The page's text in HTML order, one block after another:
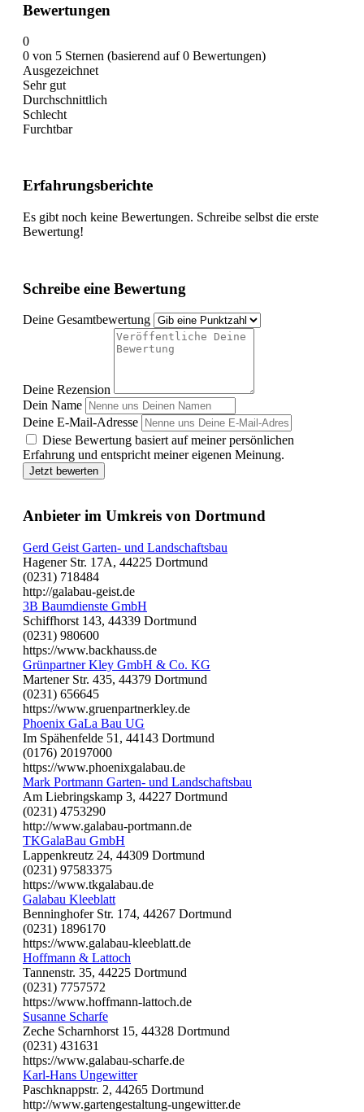
Bewertungen
0
0 von 5 Sternen (basierend auf 0 Bewertungen)
Ausgezeichnet
Sehr gut
Durchschnittlich
Schlecht
Furchtbar
Erfahrungsberichte
Es gibt noch keine Bewertungen. Schreibe selbst die erste
Bewertung!
Schreibe eine Bewertung
Deine Gesamtbewertung
Deine Rezension
Dein Name
Deine E-Mail-Adresse
Diese Bewertung basiert auf meiner persönlichen
Erfahrung und entspricht meiner eigenen Meinung.
Jetzt bewerten
Anbieter im Umkreis von Dortmund
Gerd Geist Garten- und Landschaftsbau
Hagener Str. 17A, 44225 Dortmund
(0231) 718484
http://galabau-geist.de
3B Baumdienste GmbH
Schiffhorst 143, 44339 Dortmund
(0231) 980600
https://www.backhauss.de
Grünpartner Kley GmbH & Co. KG
Martener Str. 435, 44379 Dortmund
(0231) 656645
https://www.gruenpartnerkley.de
Phoenix GaLa Bau UG
Im Spähenfelde 51, 44143 Dortmund
(0176) 20197000
https://www.phoenixgalabau.de
Mark Portmann Garten- und Landschaftsbau
Am Liebringskamp 3, 44227 Dortmund
(0231) 4753290
http://www.galabau-portmann.de
TKGalaBau GmbH
Lappenkreutz 24, 44309 Dortmund
(0231) 97583375
https://www.tkgalabau.de
Galabau Kleeblatt
Benninghofer Str. 174, 44267 Dortmund
(0231) 1896170
https://www.galabau-kleeblatt.de
Hoffmann & Lattoch
Tannenstr. 35, 44225 Dortmund
(0231) 7757572
https://www.hoffmann-lattoch.de
Susanne Scharfe
Zeche Scharnhorst 15, 44328 Dortmund
(0231) 431631
https://www.galabau-scharfe.de
Karl-Hans Ungewitter
Paschknappstr. 2, 44265 Dortmund
http://www.gartengestaltung-ungewitter.de